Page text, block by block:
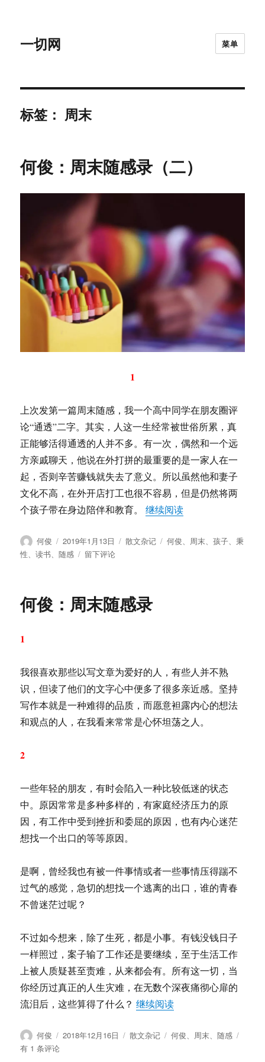
一切网 菜单
标签： 周末
何俊：周末随感录（二）
1
上次发第一篇周末随感，我一个高中同学在朋友圈评
论“通透”二字。其实，人这一生经常被世俗所累，真
正能够活得通透的人并不多。有一次，偶然和一个远
方亲戚聊天，他说在外打拼的最重要的是一家人在一
起，否则辛苦赚钱就失去了意义。所以虽然他和妻子
文化不高，在外开店打工也很不容易，但是仍然将两
个孩子带在身边陪伴和教育。继续阅读“何俊：周末随感
作
者
何俊
发
布
2019年1月13日
分
散文杂记
标
何俊、 周末、孩子、秉
性、读书、随感
于
末
随
留下评论
何俊：周末随感录
1
我很喜欢那些以写文章为爱好的人，有些人并不熟
识，但读了他们的文字心中便多了很多亲近感。坚持
写作本就是一种难得的品质，而愿意袒露内心的想法
和观点的人，在我看来常常是心怀坦荡之人。
2
一些年轻的朋友，有时会陷入一种比较低迷的状态
中。原因常常是多种多样的，有家庭经济压力的原
因，有工作中受到挫折和委屈的原因，也有内心迷茫
想找一个出口的等等原因。
是啊，曾经我也有被一件事情或者一些事情压得踹不
过气的感觉，急切的想找一个逃离的出口，谁的青春
不曾迷茫过呢？
不过如今想来，除了生死，都是小事。有钱没钱日子
一样照过，案子输了工作还是要继续，至于生活工作
上被人质疑甚至责难，从来都会有。所有这一切，当
你经历过真正的人生灾难，在无数个深夜痛彻心扉的
流泪后，这些算得了什么？继续阅读“何俊：周末随感录”
作
者
何俊
发
2018年12月16日
分
散文杂记
标
何俊、 周末、随感
有 1 条评论